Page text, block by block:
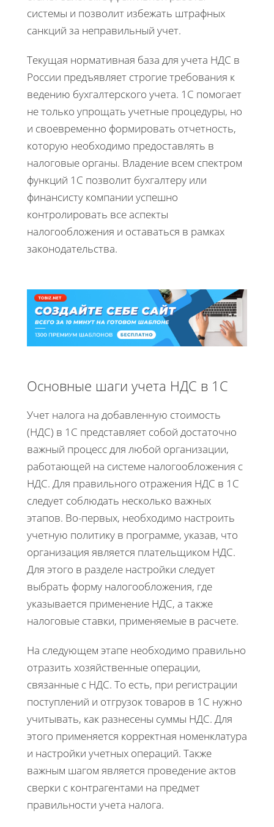
системы и позволит избежать штрафных
санкций за неправильный учет.
Текущая нормативная база для учета НДС в
России предъявляет строгие требования к
ведению бухгалтерского учета. 1С помогает
не только упрощать учетные процедуры, но
и своевременно формировать отчетность,
которую необходимо предоставлять в
налоговые органы. Владение всем спектром
функций 1С позволит бухгалтеру или
финансисту компании успешно
контролировать все аспекты
налогообложения и оставаться в рамках
законодательства.
Основные шаги учета НДС в 1С
Учет налога на добавленную стоимость
(НДС) в 1С представляет собой достаточно
важный процесс для любой организации,
работающей на системе налогообложения с
НДС. Для правильного отражения НДС в 1С
следует соблюдать несколько важных
этапов. Во-первых, необходимо настроить
учетную политику в программе, указав, что
организация является плательщиком НДС.
Для этого в разделе настройки следует
выбрать форму налогообложения, где
указывается применение НДС, а также
налоговые ставки, применяемые в расчете.
На следующем этапе необходимо правильно
отразить хозяйственные операции,
связанные с НДС. То есть, при регистрации
поступлений и отгрузок товаров в 1С нужно
учитывать, как разнесены суммы НДС. Для
этого применяется корректная номенклатура
и настройки учетных операций. Также
важным шагом является проведение актов
сверки с контрагентами на предмет
правильности учета налога.